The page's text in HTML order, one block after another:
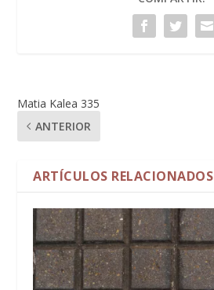
Matia Kalea 335
ANTERIOR
ARTÍCULOS RELACIONADOS